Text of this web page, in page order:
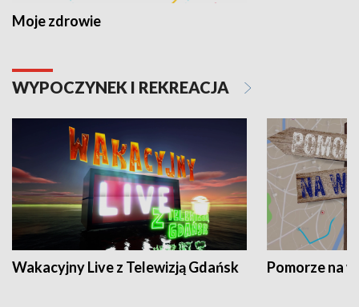
Moje zdrowie
WYPOCZYNEK I REKREACJA
Wakacyjny Live z Telewizją Gdańsk Pomorze na